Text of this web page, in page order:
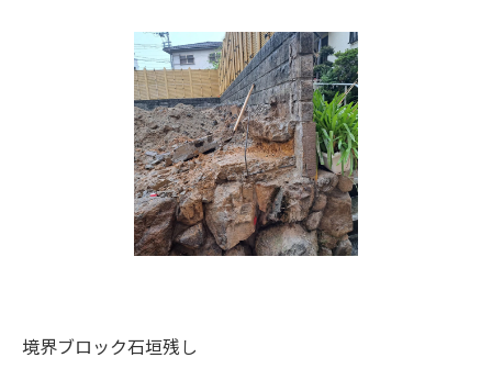
境界ブロック石垣残し